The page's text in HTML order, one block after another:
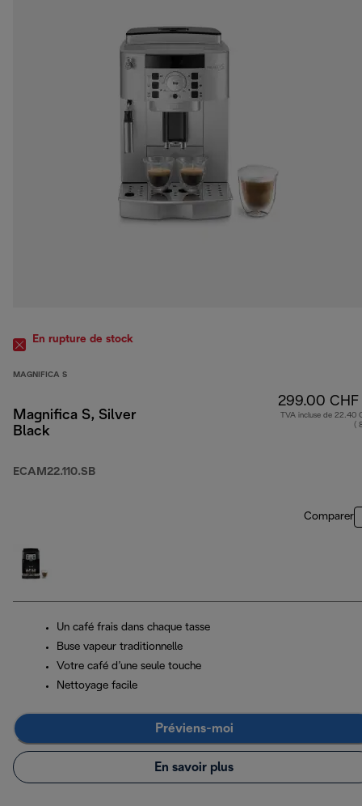
En rupture de stock
MAGNIFICA S
Magnifica S, Silver
Black
ECAM22.110.SB
299.00 CHF
TVA incluse de 22.40
(
Comparer
Un café frais dans chaque tasse
Buse vapeur traditionnelle
Votre café d’une seule touche
Nettoyage facile
Préviens-moi
En savoir plus